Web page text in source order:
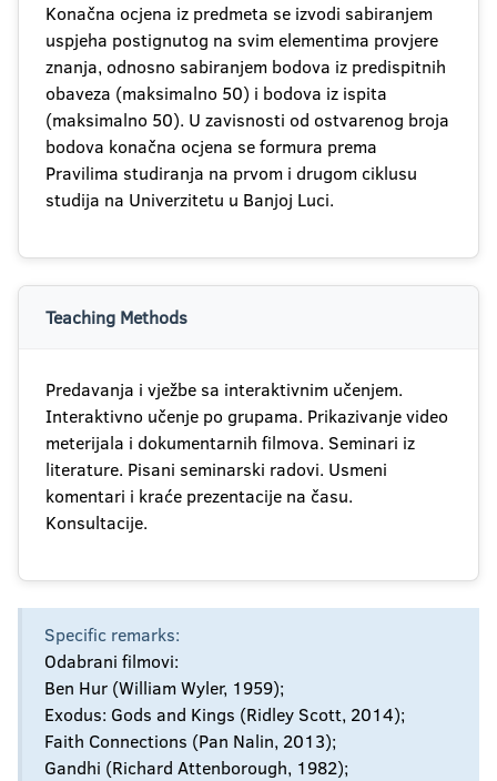
Konačna ocjena iz predmeta se izvodi sabiranjem
uspjeha postignutog na svim elementima provjere
znanja, odnosno sabiranjem bodova iz predispitnih
obaveza (maksimalno 50) i bodova iz ispita
(maksimalno 50). U zavisnosti od ostvarenog broja
bodova konačna ocjena se formura prema
Pravilima studiranja na prvom i drugom ciklusu
studija na Univerzitetu u Banjoj Luci.
Teaching Methods
Predavanja i vježbe sa interaktivnim učenjem.
Interaktivno učenje po grupama. Prikazivanje video
meterijala i dokumentarnih filmova. Seminari iz
literature. Pisani seminarski radovi. Usmeni
komentari i kraće prezentacije na času.
Konsultacije.
Specific remarks:
Odabrani filmovi:
Ben Hur (William Wyler, 1959);
Exodus: Gods and Kings (Ridley Scott, 2014);
Faith Connections (Pan Nalin, 2013);
Gandhi (Richard Attenborough, 1982);